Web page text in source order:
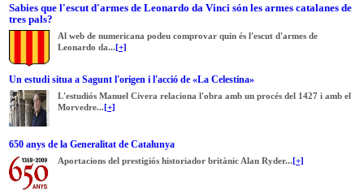
Sabies que l'escut d'armes de Leonardo da Vinci són les armes catalanes de
tres pals?
Al web de numericana podeu comprovar quin és l'escut d'armes de
Leonardo da...[+]
Un estudi situa a Sagunt l'origen i l'acció de «La Celestina»
L'estudiós Manuel Civera relaciona l'obra amb un procés del 1427 i amb el
Morvedre...[+]
650 anys de la Generalitat de Catalunya
Aportacions del prestigiós historiador britànic Alan Ryder...[+]